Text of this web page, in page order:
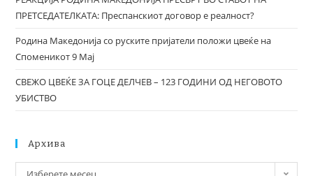
ПРЕТСЕДАТЕЛКАТА: Преспанскиот договор е реалност?
Родина Македонија со руските пријатели положи цвеќе на
Споменикот 9 Мај
СВЕЖО ЦВЕЌЕ ЗА ГОЦЕ ДЕЛЧЕВ – 123 ГОДИНИ ОД НЕГОВОТО
УБИСТВО
Архива